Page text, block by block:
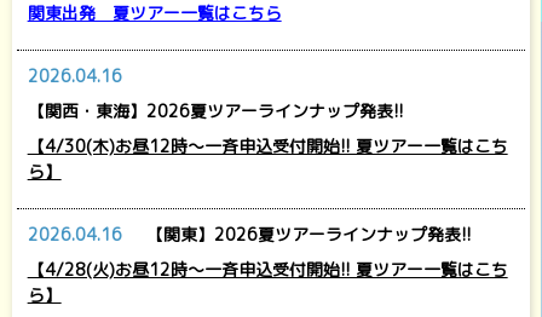
関東出発 夏ツアー一覧はこちら
2026.04.16
【関西・東海】2026夏ツアーラインナップ発表!!
【4/30(木)お昼12時～一斉申込受付開始!! 夏ツアー一覧はこち
ら】
2026.04.16
【関東】2026夏ツアーラインナップ発表!!
【4/28(火)お昼12時～一斉申込受付開始!! 夏ツアー一覧はこち
ら】